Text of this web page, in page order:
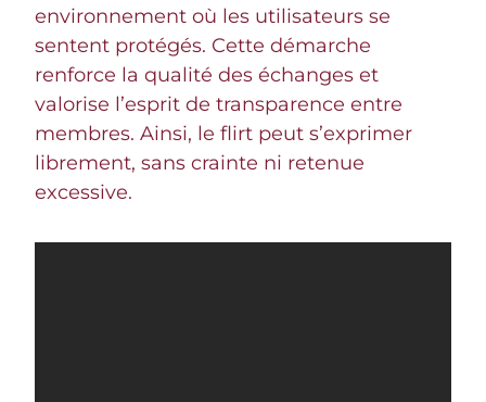
environnement où les utilisateurs se
sentent protégés. Cette démarche
renforce la qualité des échanges et
valorise l’esprit de transparence entre
membres. Ainsi, le flirt peut s’exprimer
librement, sans crainte ni retenue
excessive.